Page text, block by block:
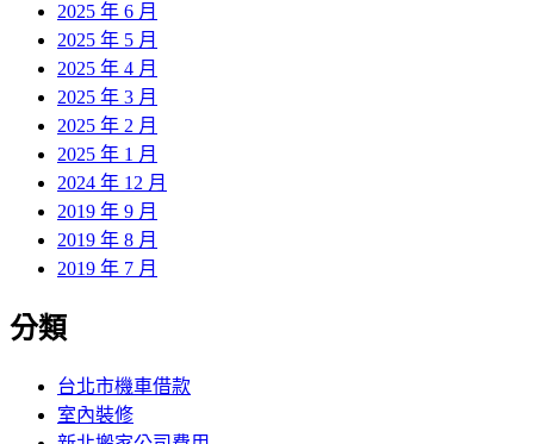
2025 年 6 月
2025 年 5 月
2025 年 4 月
2025 年 3 月
2025 年 2 月
2025 年 1 月
2024 年 12 月
2019 年 9 月
2019 年 8 月
2019 年 7 月
分類
台北市機車借款
室內裝修